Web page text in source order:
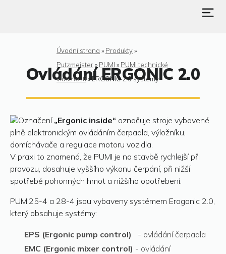
Úvodní strana » Produkty»
Putzmeister» PUMI » PUMI technické
vlastnosti»ERGONIC 2.0 systémy
Ovládání ERGONIC 2.0
Označení „Ergonic inside“ označuje stroje vybavené
plně elektronickým ovládáním čerpadla, výložníku,
domíchávače a regulace motoru vozidla.
V praxi to znamená, že PUMI je na stavbě rychlejší při
provozu, dosahuje vyššího výkonu čerpání, při nižší
spotřebě pohonných hmot a nižšího opotřebení.
PUMI25-4 a 28-4 jsou vybaveny systémem Erogonic 2.0,
který obsahuje systémy:
EPS (Ergonic pump control) - ovládání čerpadla
EMC (Ergonic mixer control) - ovládání